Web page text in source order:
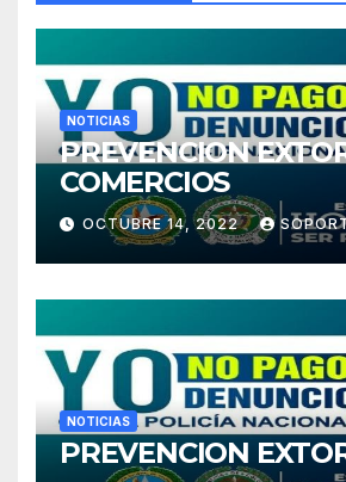
NOTICIAS
PREVENCION
COMERCIOS
OCTUBRE 14, 2022
NOTICIAS
PREVENCION